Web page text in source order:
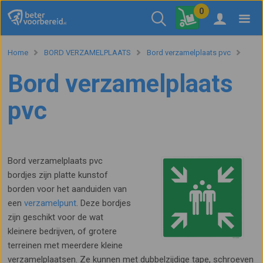
0
Home BORD VERZAMELPLAATS Bord verzamelplaats pvc
Bord verzamelplaats
pvc
Bord verzamelplaats pvc
bordjes zijn platte kunstof
borden voor het aanduiden van
eenverzamelpunt. Deze bordjes
zijn geschikt voor de wat
kleinere bedrijven, of grotere
terreinen met meerdere kleine
verzamelplaatsen. Ze kunnen met dubbelzijdige tape, schroeven